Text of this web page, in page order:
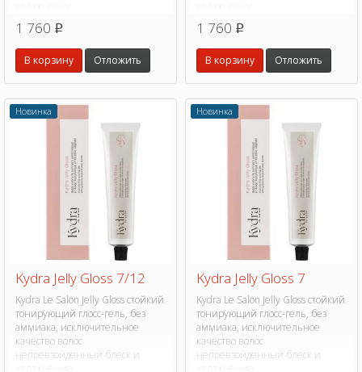
1 760 p
В корзину Отложить
1 760 p
В корзину Отложить
Новинка
Kydra Jelly Gloss 7/12
Kydra Le Salon Jelly Gloss стойкий
тонирующий глосс-гель, без
аммиака, исключительное
качество волос
непревзойденный блеск и
Новинка
Kydra Jelly Gloss 7
Kydra Le Salon Jelly Gloss стойкий
тонирующий глосс-гель, без
аммиака, исключительное
качество волос
непревзойденный блеск и